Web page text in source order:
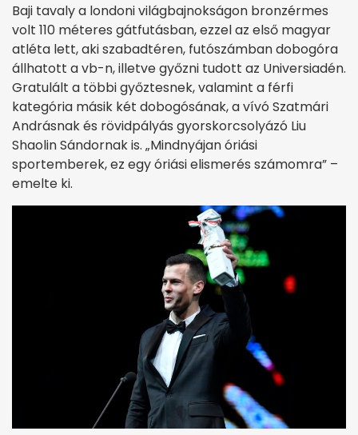
Baji tavaly a londoni világbajnokságon bronzérmes
volt 110 méteres gátfutásban, ezzel az első magyar
atléta lett, aki szabadtéren, futószámban dobogóra
állhatott a vb-n, illetve győzni tudott az Universiadén.
Gratulált a többi győztesnek, valamint a férfi
kategória másik két dobogósának, a vívó Szatmári
Andrásnak és rövidpályás gyorskorcsolyázó Liu
Shaolin Sándornak is. „Mindnyájan óriási
sportemberek, ez egy óriási elismerés számomra” –
emelte ki.